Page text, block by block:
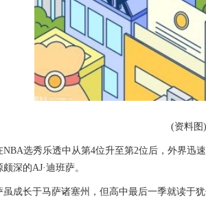
(资料图)
NBA选秀乐透中从第4位升至第2位后，外界迅
深的AJ·迪班萨。
虽成长于马萨诸塞州，但高中最后一季就读于